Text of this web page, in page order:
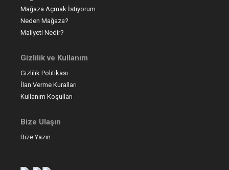
Mağaza Açmak İstiyorum
Neden Mağaza?
Maliyeti Nedir?
Gizlilik ve Kullanım
Gizlilik Politikası
İlan Verme Kuralları
Kullanım Koşulları
Bize Ulaşın
Bize Yazın